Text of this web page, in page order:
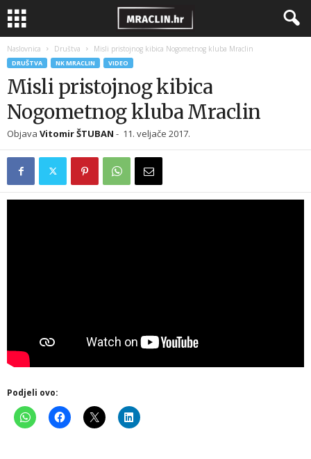
Naslovnica Društva Misli pristojnog kibica Nogometnog kluba Mraclin
DRUŠTVA NK MRACLIN VIDEO
Misli pristojnog kibica
Nogometnog kluba Mraclin
Objava Vitomir ŠTUBAN - 11. veljače 2017.
Podjeli ovo: